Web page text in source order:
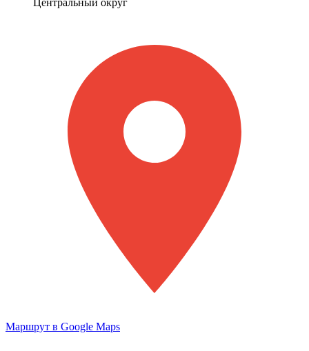
Центральный округ
Маршрут в Google Maps